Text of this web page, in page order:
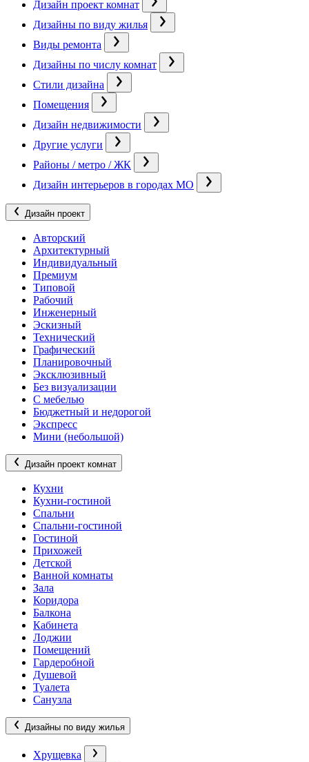
Дизайн проект комнат
Дизайны по виду жилья
Виды ремонта
Дизайны по числу комнат
Стили дизайна
Помещения
Дизайн недвижимости
Другие услуги
Районы / метро / ЖК
Дизайн интерьеров в городах МО
Дизайн проект
Авторский
Архитектурный
Индивидуальный
Премиум
Типовой
Рабочий
Инженерный
Эскизный
Технический
Графический
Планировочный
Эксклюзивный
Без визуализации
С мебелью
Бюджетный и недорогой
Экспресс
Мини (небольшой)
Дизайн проект комнат
Кухни
Кухни-гостиной
Спальни
Спальни-гостиной
Гостиной
Прихожей
Детской
Ванной комнаты
Зала
Коридора
Балкона
Кабинета
Лоджии
Помещений
Гардеробной
Душевой
Туалета
Санузла
Дизайны по виду жилья
Хрущевка